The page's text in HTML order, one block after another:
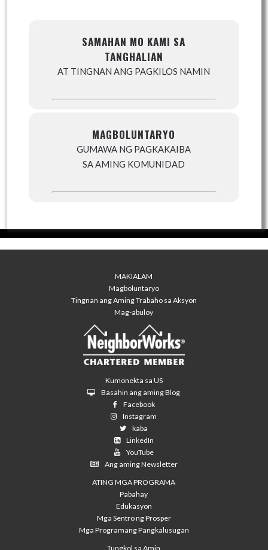
SAMAHAN MO KAMI SA
TANGHALIAN
AT TINGNAN ANG PAGKILOS NAMIN
MAGBOLUNTARYO
GUMAWA NG PAGKAKAIBA
SA AMING KOMUNIDAD
MAKIALAM
Magboluntaryo
Tingnan ang Aming Trabaho sa Aksyon
Mag-abuloy
Kumonekta sa US
Basahin ang aming Blog
Facebook
Instagram
kaba
LinkedIn
YouTube
Ang aming Newsletter
ATING MGA PROGRAMA
Pabahay
Edukasyon
Mga Sentro ng Prosper
Mga Programang Pangkalusugan
Tungkol sa Amin